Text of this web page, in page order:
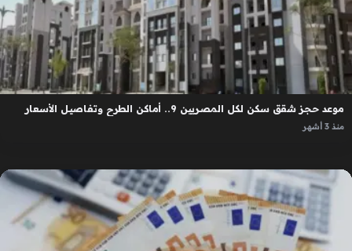
موعد حجز شقق سكن لكل المصريين 9.. أماكن الطرح وتفاصيل الأسعار
منذ 3 أشهر